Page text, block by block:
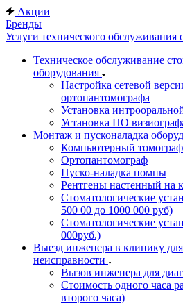
Акции
Бренды
Услуги технического обслуживания
Техническое обслуживание
оборудования
Настройка сетевой
ортопантомографа
Установка
Установка ПО
Монтаж и пусконаладка
Компьютерный томограф
Ортопантомограф
Пуско-наладка помпы
Рентгены настенный на
Стоматологические
500 00 до 1000 000 руб)
Стоматологические
000руб.)
Выезд инженера в клинику
неисправности
Вызов инженера для
Стоимость одного часа
второго часа)